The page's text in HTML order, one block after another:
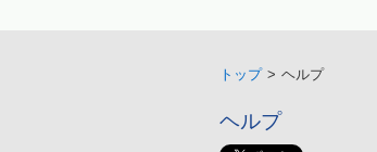
トップ > ヘルプ
ヘルプ